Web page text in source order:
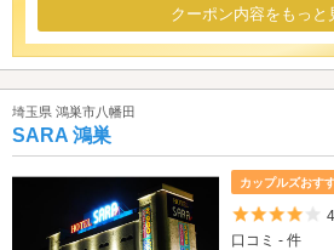
クーポン内容をもっと
埼玉県 鴻巣市八幡田
SARA 鴻巣
カップルズおす
口コミ - 件